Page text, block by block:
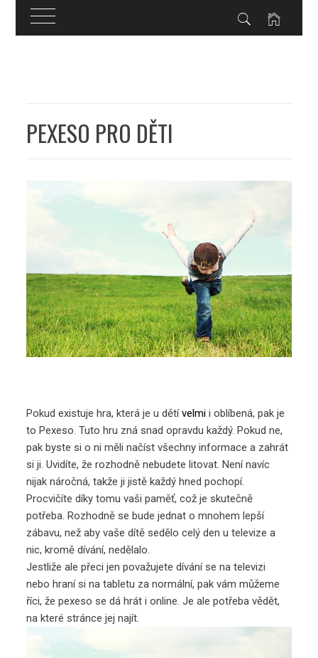
PEXESO PRO DĚTI
Pokud existuje hra, která je u dětívelmi i oblíbená, pak je
to Pexeso. Tuto hru zná snad opravdu každý. Pokud ne,
pak byste si o ni měli načíst všechny informace a zahrát
si ji. Uvidíte, že rozhodně nebudete litovat. Není navíc
nijak náročná, takže ji jistě každý hned pochopí.
Procvičíte díky tomu vaši paměť, což je skutečně
potřeba. Rozhodně se bude jednat o mnohem lepší
zábavu, než aby vaše dítě sedělo celý den u televize a
nic, kromě dívání, nedělalo.
Jestliže ale přeci jen považujete dívání se na televizi
nebo hraní si na tabletu za normální, pak vám můžeme
říci, že pexeso se dá hrát i online. Je ale potřeba vědět,
na které stránce jej najít.